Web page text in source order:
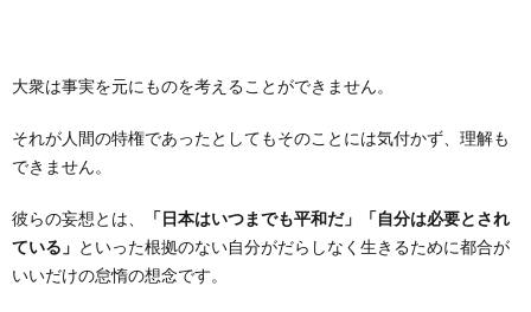
大衆は事実を元にものを考えることができません。
それが人間の特権であったとしてもそのことには気付かず、理解も
できません。
彼らの妄想とは、
「日本はいつまでも平和だ」「自分は必要とされ
ている」 といった根拠のない自分がだらしなく生きるために都合が
いいだけの怠惰の想念です。